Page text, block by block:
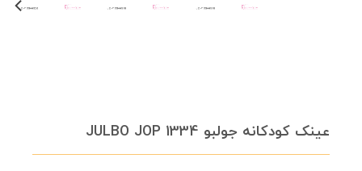
عینک کودکانه جولبو JULBO JOP 1334